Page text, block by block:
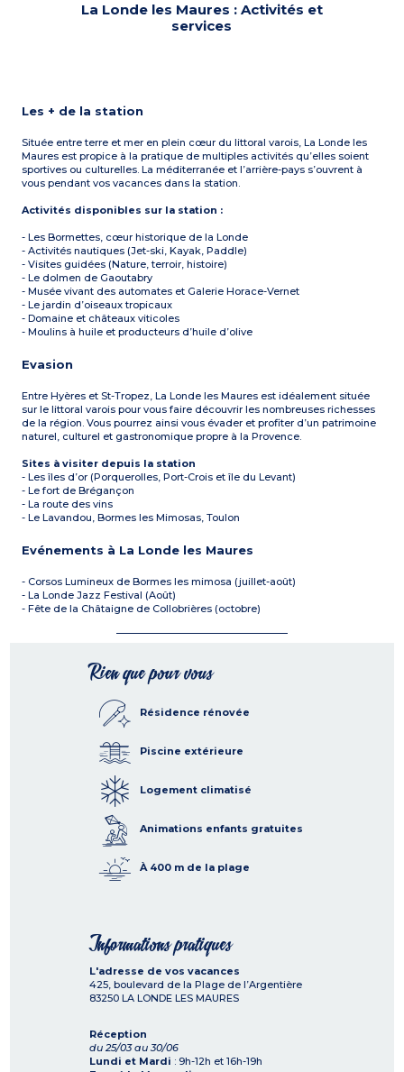
La Londe les Maures : Activités et
services
Les + de la station
Située entre terre et mer en plein cœur du littoral varois, La Londe les
Maures est propice à la pratique de multiples activités qu’elles soient
sportives ou culturelles. La méditerranée et l’arrière-pays s’ouvrent à
vous pendant vos vacances dans la station.
Activités disponibles sur la station :
- Les Bormettes, cœur historique de la Londe
- Activités nautiques (Jet-ski, Kayak, Paddle)
- Visites guidées (Nature, terroir, histoire)
- Le dolmen de Gaoutabry
- Musée vivant des automates et Galerie Horace-Vernet
- Le jardin d’oiseaux tropicaux
- Domaine et châteaux viticoles
- Moulins à huile et producteurs d’huile d’olive
Evasion
Entre Hyères et St-Tropez, La Londe les Maures est idéalement située
sur le littoral varois pour vous faire découvrir les nombreuses richesses
de la région. Vous pourrez ainsi vous évader et profiter d’un patrimoine
naturel, culturel et gastronomique propre à la Provence.
Sites à visiter depuis la station
- Les îles d’or (Porquerolles, Port-Crois et île du Levant)
- Le fort de Brégançon
- La route des vins
- Le Lavandou, Bormes les Mimosas, Toulon
Evénements à La Londe les Maures
- Corsos Lumineux de Bormes les mimosa (juillet-août)
- La Londe Jazz Festival (Août)
- Fête de la Châtaigne de Collobrières (octobre)
Rien que pour vous
Résidence rénovée
Piscine extérieure
Logement climatisé
Animations enfants gratuites
À 400 m de la plage
Informations pratiques
L'adresse de vos vacances
425, boulevard de la Plage de l’Argentière
83250 LA LONDE LES MAURES
Réception
du 25/03 au 30/06
Lundi et Mardi : 9h-12h et 16h-19h